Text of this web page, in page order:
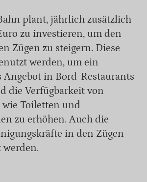
plant, jährlich zusätzlich
zu investieren, um den
Zügen zu steigern. Diese
werden, um ein
Angebot in Bord-Restaurants
die Verfügbarkeit von
Toiletten und
zu erhöhen. Auch die
in den Zügen